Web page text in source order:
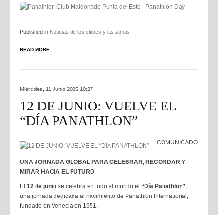
Published in Noticias de los clubes y las zonas
READ MORE...
Miércoles, 11 Junio 2025 10:27
12 DE JUNIO: VUELVE EL
“DÍA PANATHLON”
COMUNICADO
UNA JORNADA GLOBAL PARA CELEBRAR, RECORDAR Y
MIRAR HACIA EL FUTURO
El 12 de junio se celebra en todo el mundo el “Día Panathlon”
una jornada dedicada al nacimiento de Panathlon International,
fundado en Venecia en 1951.